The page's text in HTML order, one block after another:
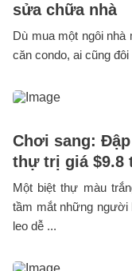
sửa chữa nhà
Dù mua một ngôi
căn condo, ai cũng
Chơi sang:
thự trị giá $9.8
Một biệt thự màu
tầm mắt những người
leo dễ ...